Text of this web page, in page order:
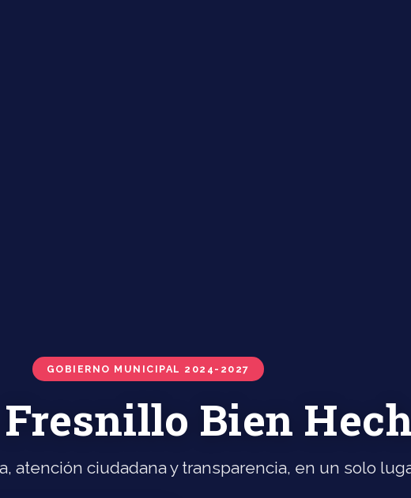
GOBIERNO MUNICIPAL 2024-2027
Bien
atención ciudadana y transparencia, en un solo